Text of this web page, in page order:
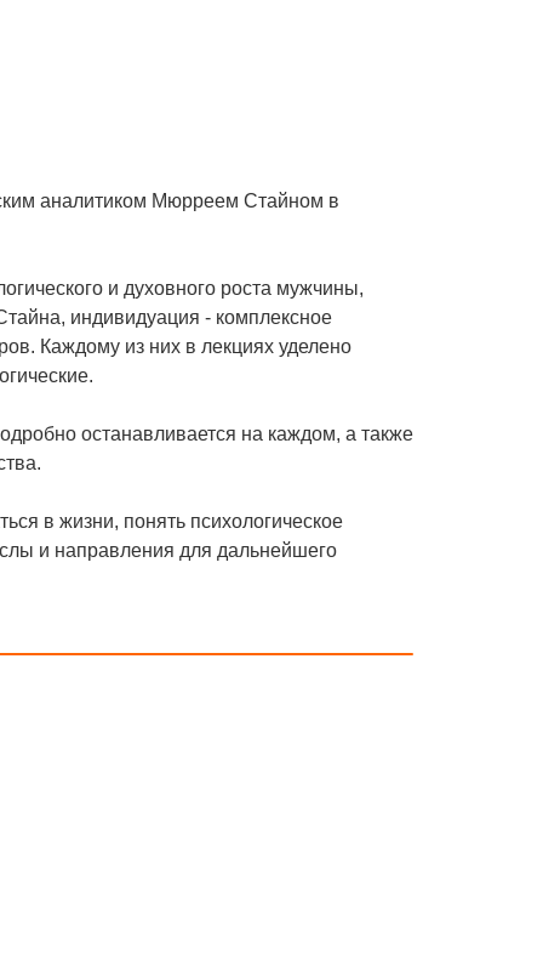
аналитиком Мюрреем Стайном в
и духовного роста мужчины,
индивидуация - комплексное
Каждому из них в лекциях уделено
останавливается на каждом, а также
в жизни, понять психологическое
и направления для дальнейшего